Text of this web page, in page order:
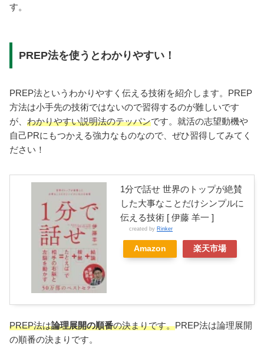
す。
PREP法を使うとわかりやすい！
PREP法というわかりやすく伝える技術を紹介します。PREP
方法は小手先の技術ではないので習得するのが難しいです
が、 わかりやすい説明法のテッパンです。就活の志望動機や
自己PRにもつかえる強力なものなので、ぜひ習得してみてく
ださい！
1分で話せ 世界のトップが絶賛
した大事なことだけシンプルに
伝える技術 [ 伊藤 羊一 ]
created by Rinker
Amazon 楽天市場
PREP法は論理展開の順番の決まりです。PREP法は論理展開
の順番の決まりです。